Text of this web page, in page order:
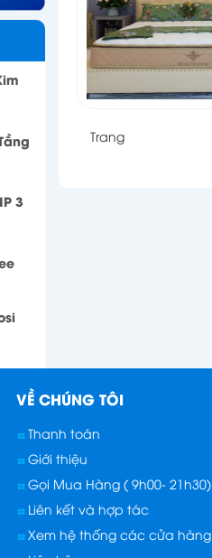
3
Trang
VỀ CHÚNG TÔI
Thanh toán
Giới thiệu
Gọi Mua Hàng ( 9h00- 21h30)
Liên kết và hợp tác
Xem hệ thống các cửa hàng